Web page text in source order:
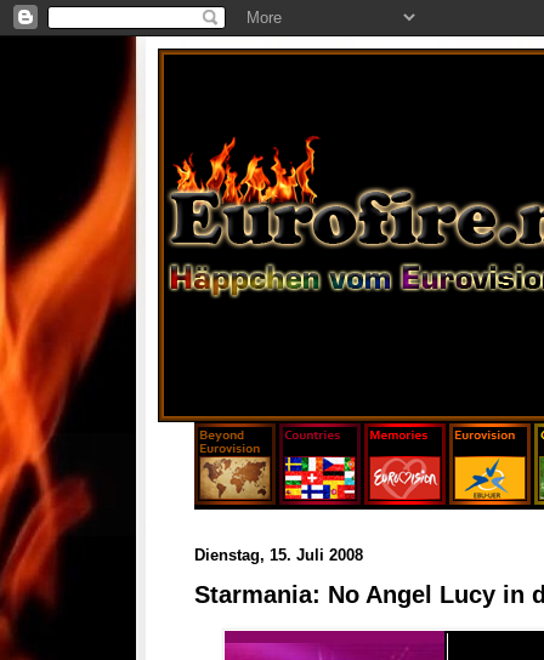
Dienstag, 15. Juli 2008
Starmania: No Angel Lucy in